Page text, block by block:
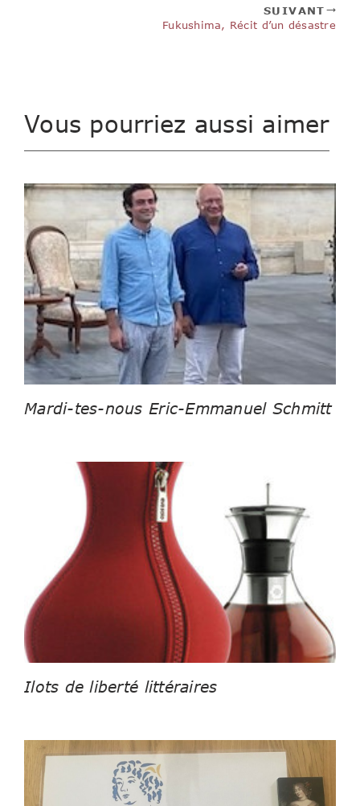
SUIVANT
Fukushima, Récit d’un désastre
Vous pourriez aussi aimer
Mardi-tes-nous Eric-Emmanuel Schmitt
Ilots de liberté littéraires